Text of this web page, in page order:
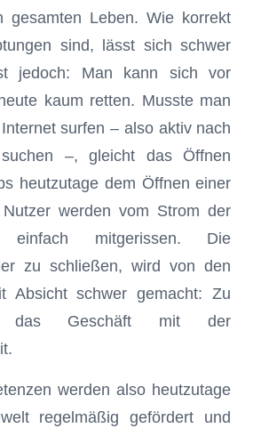
gesamten Leben. Wie korrekt
sind, lässt sich schwer
jedoch: Man kann sich vor
kaum retten. Musste man
surfen – also aktiv nach
suchen –, gleicht das Öffnen
heutzutage dem Öffnen einer
werden vom Strom der
einfach mitgerissen. Die
zu schließen, wird von den
Absicht schwer gemacht: Zu
das Geschäft mit der
werden also heutzutage
regelmäßig gefördert und